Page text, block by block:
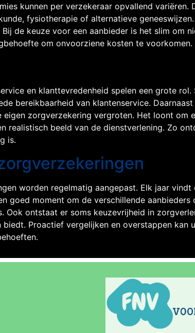
kunnen per verzekeraar opvallend variëren.
fysiotherapie of alternatieve
de keuze voor een aanbieder is het slim om
om onvoorziene kosten te voorkomen.
en klanttevredenheid spelen een grote rol.
bereikbaarheid van klantenservice.
zorgverzekering vergroten. Het loont om
realistisch beeld van de dienstverlening. Zo
is.
worden regelmatig aangepast. Elk jaar vindt
goed moment om de verschillende aanbieders
ontstaat er soms keuzevrijheid in
Proactief vergelijken en overstappen kan